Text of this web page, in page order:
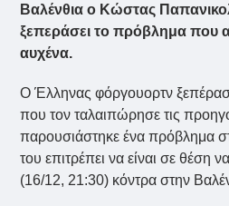
Βαλένθια ο Κώστας
ξεπεράσει το πρόβλημα που
αυχένα.
Ο Έλληνας φόργουορτν
που τον ταλαιπώρησε τις
παρουσιάστηκε ένα πρόβλημα
του επιτρέπει να είναι σε θέση
(16/12, 21:30) κόντρα στην